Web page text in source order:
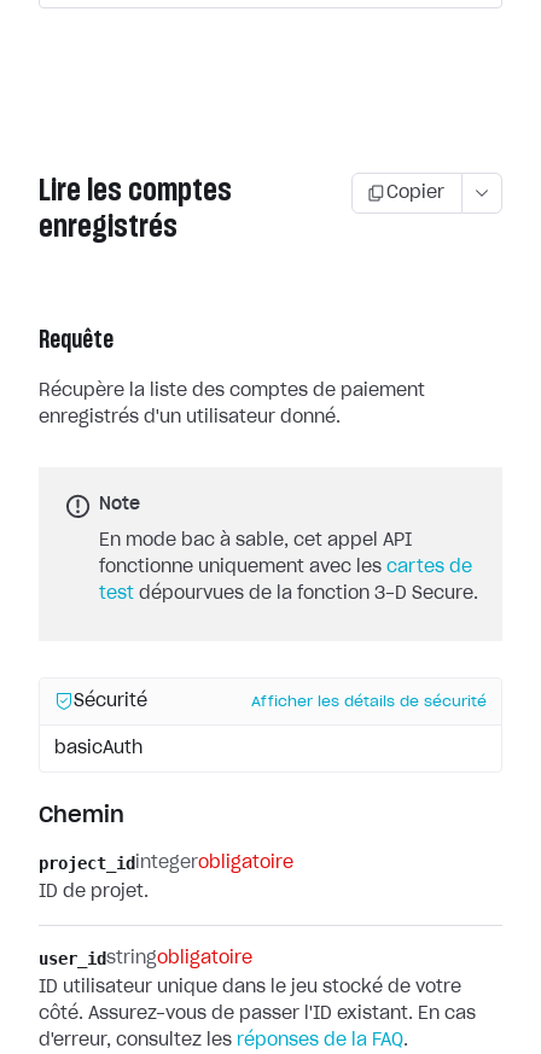
Lire les comptes
enregistrés
Copier
Requête
Récupère la liste des comptes de paiement
enregistrés d'un utilisateur donné.
Note
En mode bac à sable, cet appel API
fonctionne uniquement avec les cartes de
test dépourvues de la fonction 3-D Secure.
Sécurité Afficher les détails de sécurité
basicAuth
Chemin
project_id integerobligatoire
ID de projet.
user_idstringobligatoire
ID utilisateur unique dans le jeu stocké de votre
côté. Assurez-vous de passer l'ID existant. En cas
d'erreur, consultez les réponses de la FAQ.